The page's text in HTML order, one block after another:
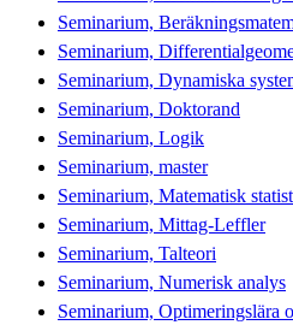
Seminarium,
Seminarium,
Seminarium, Dynamiska
Seminarium, Doktorand
Seminarium, Logik
Seminarium, master
Seminarium, Matematisk
Seminarium, Mittag-Leffler
Seminarium, Talteori
Seminarium, Numerisk analys
Seminarium, Optimeringslära